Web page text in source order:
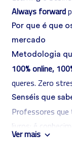
Always forward
Por que é que
mercado
Metodologia
100% online,
queres. Zero
Senséis que
Professores que
livros: é
empresas.
Ver mais